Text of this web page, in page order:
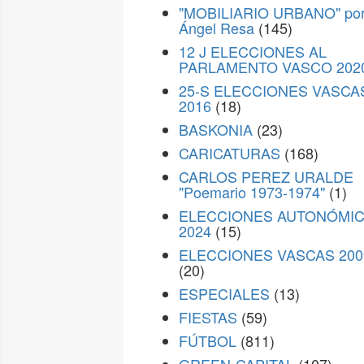
"MOBILIARIO URBANO"
Ángel Resa (145)
12 J ELECCIONES AL
PARLAMENTO VASCO
25-S ELECCIONES
2016 (18)
BASKONIA (23)
CARICATURAS (168)
CARLOS PEREZ URALDE
"Poemario 1973-1974" (1)
ELECCIONES
2024 (15)
ELECCIONES VASCAS
(20)
ESPECIALES (13)
FIESTAS (59)
FÚTBOL (811)